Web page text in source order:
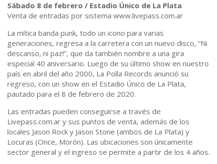
Sábado 8 de febrero / Estadio Único de La Plata
Venta de entradas por sistema www.livepass.com.ar
La mítica banda punk, todo un icono para varias
generaciones, regresa a la carretera con un nuevo disco, “Ni
descanso, ni paz!”, que da también nombre a una gira
especial 40 aniversario. Luego de su último show en nuestro
país en abril del año 2000, La Polla Records anunció su
regreso, con un show en el Estadio Único de La Plata,
pautado para el 8 de febrero de 2020.
Las entradas pueden conseguirse a través de
Livepass.com.ar y sus puntos de venta, además de los
locales Jason Rock y Jason Stone (ambos de La Plata) y
Locuras (Once, Morón). Las ubicaciones son únicamente
sector general y el ingreso se permite a partir de los 4 años.